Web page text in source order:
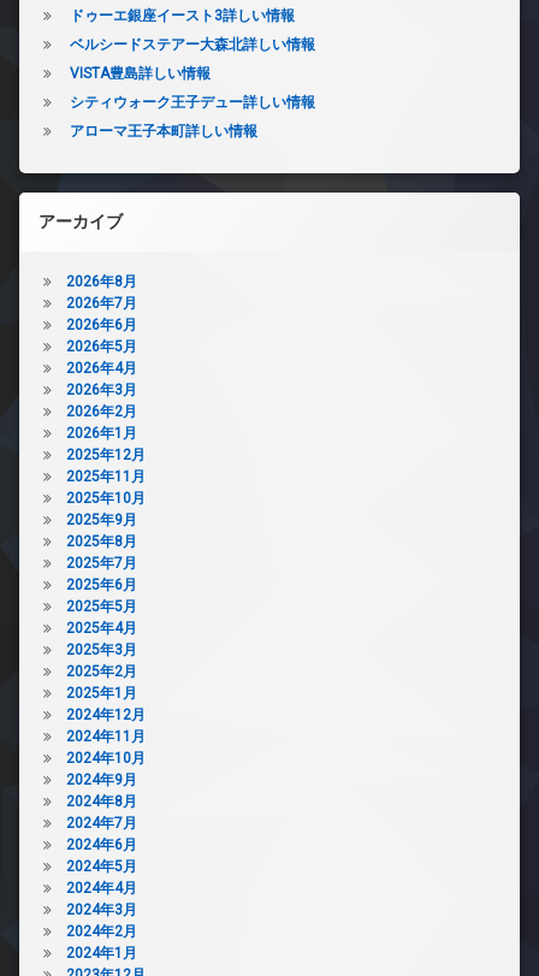
ドゥーエ銀座イースト3詳しい情報
ベルシードステアー大森北詳しい情報
VISTA豊島詳しい情報
シティウォーク王子デュー詳しい情報
アローマ王子本町詳しい情報
アーカイブ
2026年8月
2026年7月
2026年6月
2026年5月
2026年4月
2026年3月
2026年2月
2026年1月
2025年12月
2025年11月
2025年10月
2025年9月
2025年8月
2025年7月
2025年6月
2025年5月
2025年4月
2025年3月
2025年2月
2025年1月
2024年12月
2024年11月
2024年10月
2024年9月
2024年8月
2024年7月
2024年6月
2024年5月
2024年4月
2024年3月
2024年2月
2024年1月